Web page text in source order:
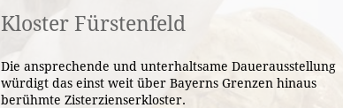
Kloster Fürstenfeld
Die ansprechende und unterhaltsame Dauerausstellung
würdigt das einst weit über Bayerns Grenzen hinaus
berühmte Zisterzienserkloster.